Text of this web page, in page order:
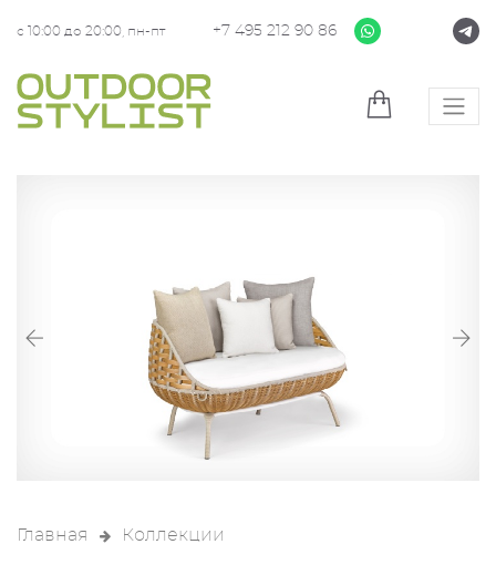
с 10:00 до 20:00, пн-пт +7 495 212 90 86
Главная Коллекции